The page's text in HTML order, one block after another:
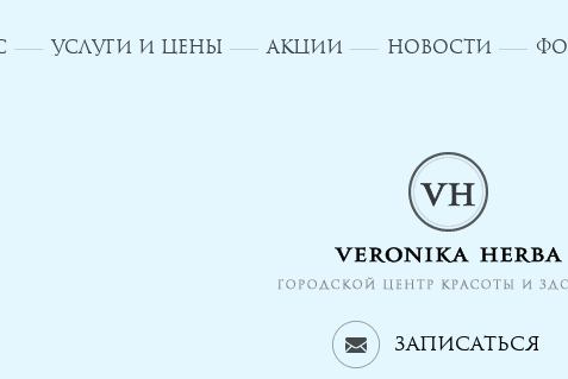
УСЛУГИ И ЦЕНЫ АКЦИИ НОВОСТИ
Записаться